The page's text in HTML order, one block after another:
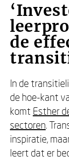
de
In de
de hoe-kant
komt Esther
sectoren.
inspiratie,
leert dat er